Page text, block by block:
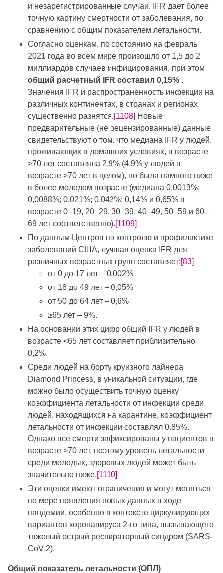
и незарегистрированные случаи. IFR дает более
точную картину смертности от заболевания, по
сравнению с общим показателем летальности.
Согласно оценкам, по состоянию на февраль
2021 года во всем мире произошло от 1,5 до 2
миллиардов случаев инфицирования, при этом
общий расчетный IFR составил 0,15% .
Значения IFR и распространенность инфекции на
различных континентах, в странах и регионах
существенно разнятся.[1108] Новые
предварительные (не рецензированные) данные
свидетельствуют о том, что медиана IFR у людей,
проживающих в домашних условиях, в возрасте
≥70 лет составляла 2,9% (4,9% у людей в
возрасте ≥70 лет в целом), но была намного ниже
в более молодом возрасте (медиана 0,0013%;
0,0088%; 0,021%; 0,042%; 0,14% и 0,65% в
возрасте 0–19, 20–29, 30–39, 40–49, 50–59 и 60–
69 лет соответственно).[1109]
По данным Центров по контролю и профилактике
заболеваний США, лучшая оценка IFR для
различных возрастных групп составляет:[83]
от 0 до 17 лет – 0,002%
от 18 до 49 лет – 0,05%
от 50 до 64 лет – 0,6%
≥65 лет – 9%.
На основании этих цифр общий IFR у людей в
возрасте <65 лет составляет приблизительно
0,2%.
Среди людей на борту круизного лайнера
Diamond Princess, в уникальной ситуации, где
можно было осуществить точную оценку
коэффициента летальности от инфекции среди
людей, находящихся на карантине, коэффициент
летальности от инфекции составлял 0,85%.
Однако все смерти зафиксированы у пациентов в
возрасте >70 лет, поэтому уровень летальности
среди молодых, здоровых людей может быть
значительно ниже.[1110]
Эти оценки имеют ограничения и могут меняться
по мере появления новых данных в ходе
пандемии, особенно в контексте циркулирующих
вариантов коронавируса 2-го типа, вызывающего
тяжелый острый респираторный синдром (SARS-
CoV-2).
Общий показатель летальности (ОПЛ)